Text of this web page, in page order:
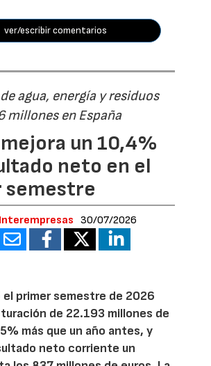
ver/escribir comentarios
agua, energía y residuos
millones en España
un 10,4%
neto en el
semestre
30/07/2026
el primer semestre de 2026
de 22.193 millones de
más que un año antes, y
neto corriente un